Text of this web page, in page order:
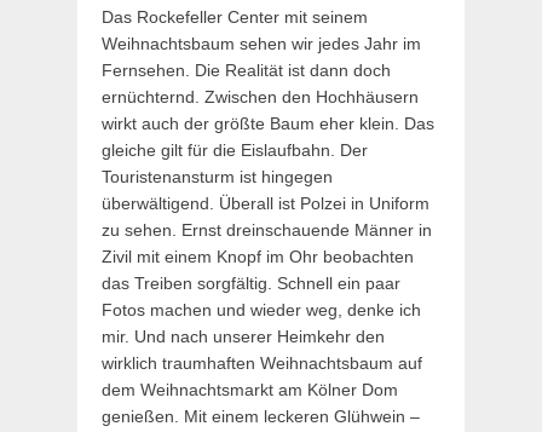
Das Rockefeller Center mit seinem
Weihnachtsbaum sehen wir jedes Jahr im
Fernsehen. Die Realität ist dann doch
ernüchternd. Zwischen den Hochhäusern
wirkt auch der größte Baum eher klein. Das
gleiche gilt für die Eislaufbahn. Der
Touristenansturm ist hingegen
überwältigend. Überall ist Polzei in Uniform
zu sehen. Ernst dreinschauende Männer in
Zivil mit einem Knopf im Ohr beobachten
das Treiben sorgfältig. Schnell ein paar
Fotos machen und wieder weg, denke ich
mir. Und nach unserer Heimkehr den
wirklich traumhaften Weihnachtsbaum auf
dem Weihnachtsmarkt am Kölner Dom
genießen. Mit einem leckeren Glühwein –